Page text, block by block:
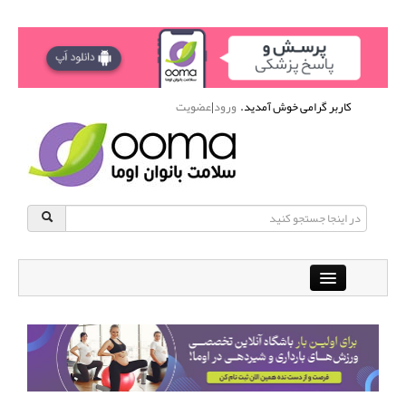
کاربر گرامی خوش آمدید.ورود|عضویت
باشگاه آنلاین ورزشی اوما
دانشنامه سلامت بانوان پرسش و پاسخ